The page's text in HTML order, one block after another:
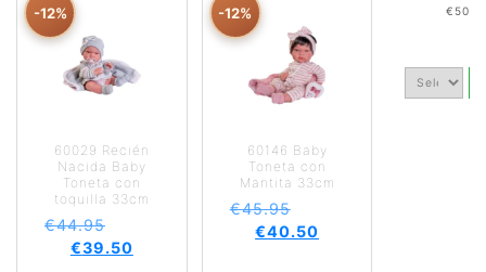
-12%
60029 Recién
Nacida Baby
Toneta con
toquilla 33cm
€44.95
€39.50
-12%
60146 Baby
Toneta con
Mantita 33cm
€45.95
€40.50
€50